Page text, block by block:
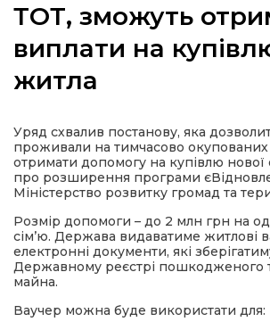
політика
місія
ТОТ, зможуть
виплати на
житла
Уряд схвалив постанову, яка
проживали на тимчасово окупованих
отримати допомогу на купівлю нової
про розширення програми
Міністерство розвитку громад та
Розмір допомоги – до 2 млн грн на
сім’ю. Держава видаватиме житлові
електронні документи, які
Державному реєстрі пошкодженого
майна.
Ваучер можна буде використати для: